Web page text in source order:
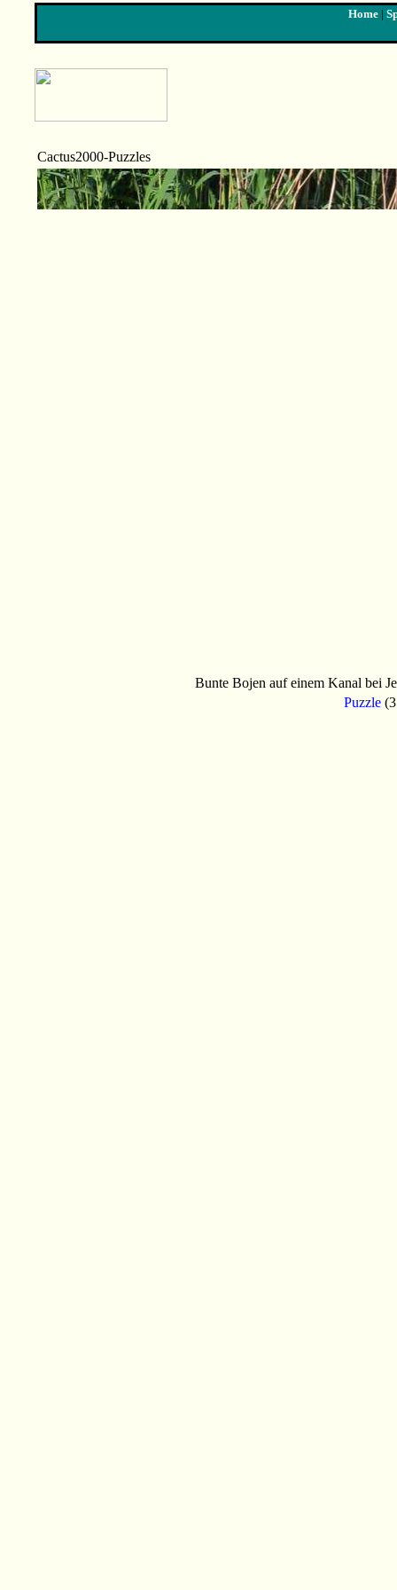
Home|
Cactus2000-Puzzles
Bunte Bojen auf einem Kanal bei
Puzzle